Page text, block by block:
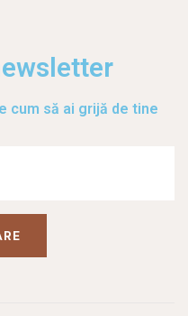
cum să ai grijă de tine